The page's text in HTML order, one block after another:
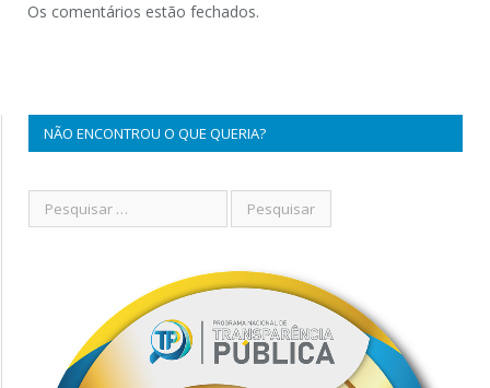
Os comentários estão fechados.
NÃO ENCONTROU O QUE QUERIA?